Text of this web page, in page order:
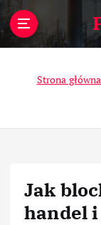
Strona główna
Jak
handel